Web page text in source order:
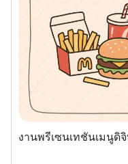
งานพรีเซนเทชันเมนู